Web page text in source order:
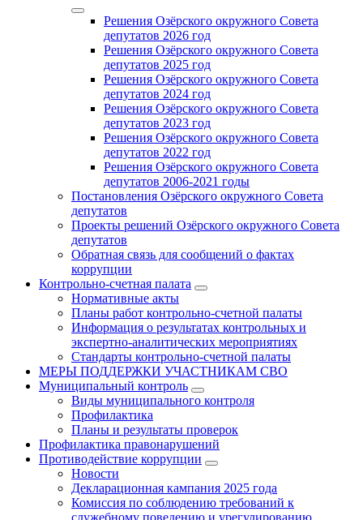
Решения Озёрского окружного Совета
депутатов 2026 год
Решения Озёрского окружного Совета
депутатов 2025 год
Решения Озёрского окружного Совета
депутатов 2024 год
Решения Озёрского окружного Совета
депутатов 2023 год
Решения Озёрского окружного Совета
депутатов 2022 год
Решения Озёрского окружного Совета
депутатов 2006-2021 годы
Постановления Озёрского окружного Совета
депутатов
Проекты решений Озёрского окружного Совета
депутатов
Обратная связь для сообщений о фактах
коррупции
Контрольно-счетная палата
Нормативные акты
Планы работ контрольно-счетной палаты
Информация о результатах контрольных и
экспертно-аналитических мероприятиях
Стандарты контрольно-счетной палаты
МЕРЫ ПОДДЕРЖКИ УЧАСТНИКАМ СВО
Муниципальный контроль
Виды муниципального контроля
Профилактика
Планы и результаты проверок
Профилактика правонарушений
Противодействие коррупции
Новости
Декларационная кампания 2025 года
Комиссия по соблюдению требований к